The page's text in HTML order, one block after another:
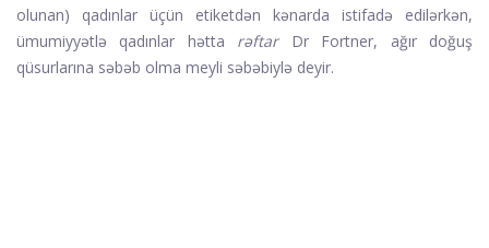
olunan) qadınlar üçün etiketdən kənarda istifadə edilərkən,
ümumiyyətlə qadınlar hətta
rəftar
Dr Fortner, ağır doğuş
qüsurlarına səbəb olma meyli səbəbiylə deyir.